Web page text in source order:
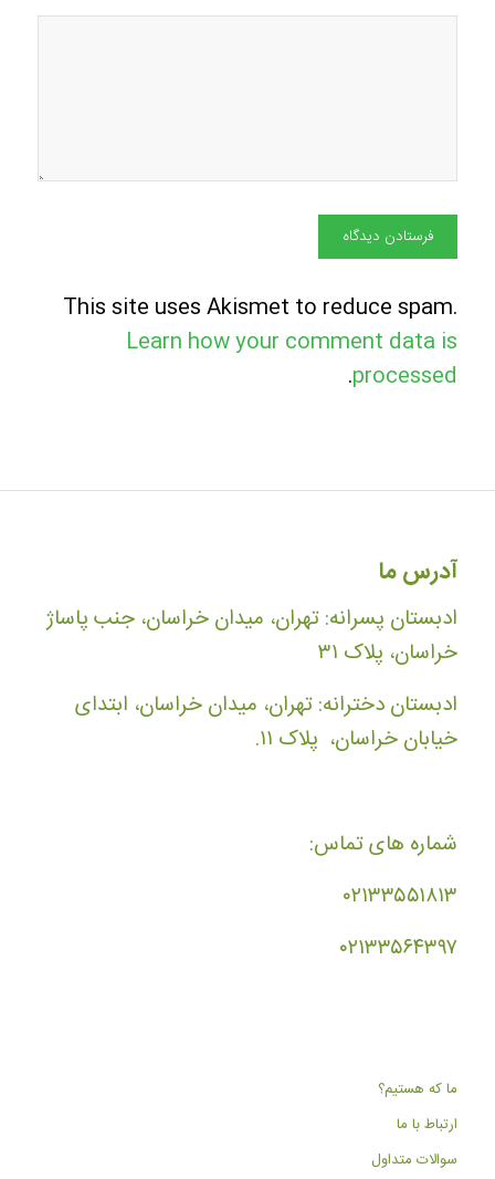
This site uses Akismet to reduce spam.
Learn how your comment data is
processed
.
آدرس ما
ادبستان پسرانه: تهران، میدان خراسان، جنب پاساژ
خراسان، پلاک ۳۱
ادبستان دخترانه: تهران، میدان خراسان، ابتدای
خیابان خراسان، پلاک ۱۱.
شماره های تماس:
۰۲۱۳۳۵۵۱۸۱۳
۰۲۱۳۳۵۶۴۳۹۷
ما که هستیم؟
ارتباط با ما
سوالات متداول